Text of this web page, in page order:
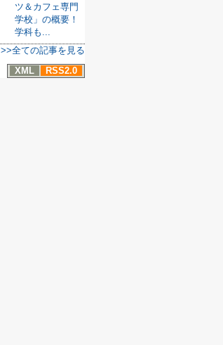
ツ＆カフェ専門
学校」の概要！
学科も...
>>全ての記事を見る
XML
RSS2.0